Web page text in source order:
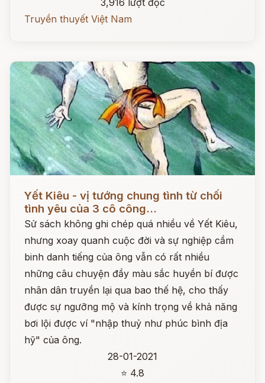
3,916 lượt đọc
Truyền thuyết Việt Nam
Đọc ngay
Yết Kiêu - vị tướng chung tình từ chối
tình yêu của 3 cô công...
Sử sách không ghi chép quá nhiều về Yết Kiêu,
nhưng xoay quanh cuộc đời và sự nghiệp cầm
binh danh tiếng của ông vẫn có rất nhiều
những câu chuyện đầy màu sắc huyền bí được
nhân dân truyền lại qua bao thế hệ, cho thấy
được sự ngưỡng mộ và kính trọng về khả năng
bơi lội được ví "nhập thuỷ như phúc bình địa
hỹ" của ông.
28-01-2021
⭐ 4.8